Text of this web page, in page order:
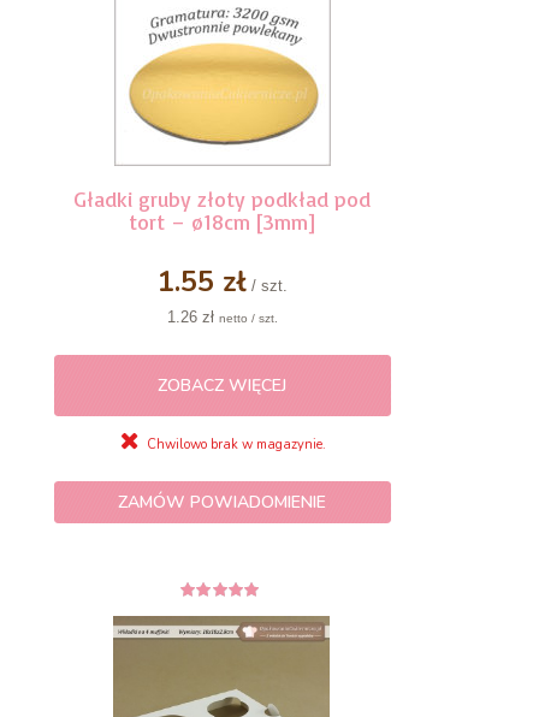
Gładki gruby złoty podkład pod
tort – ø18cm [3mm]
1.55 zł/ szt.
1.26 zł netto / szt.
ZOBACZ WIĘCEJ
Chwilowo brak w magazynie.
ZAMÓW POWIADOMIENIE
4.78z 5